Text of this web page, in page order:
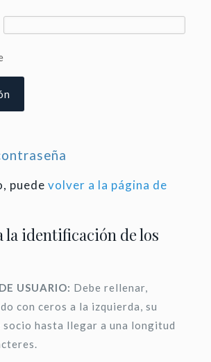
puede volver a la página de
la identificación de los
USUARIO: Debe rellenar,
con ceros a la izquierda, su
socio hasta llegar a una longitud